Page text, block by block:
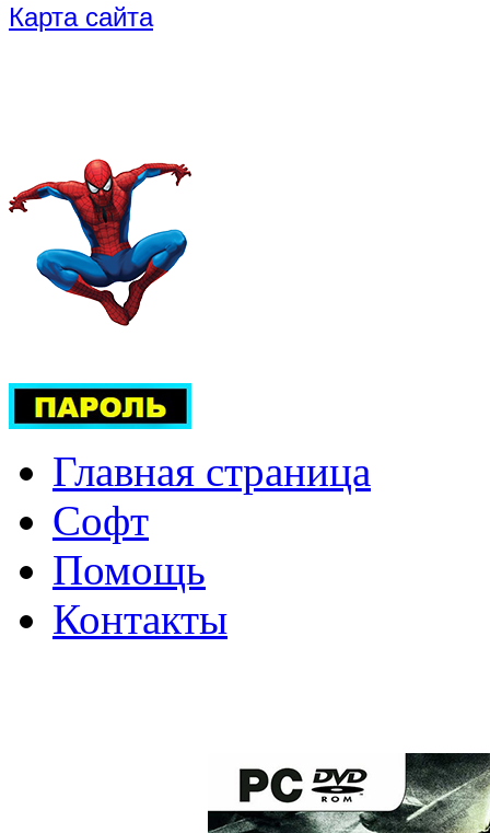
Карта сайта
Главная страница
Софт
Помощь
Контакты